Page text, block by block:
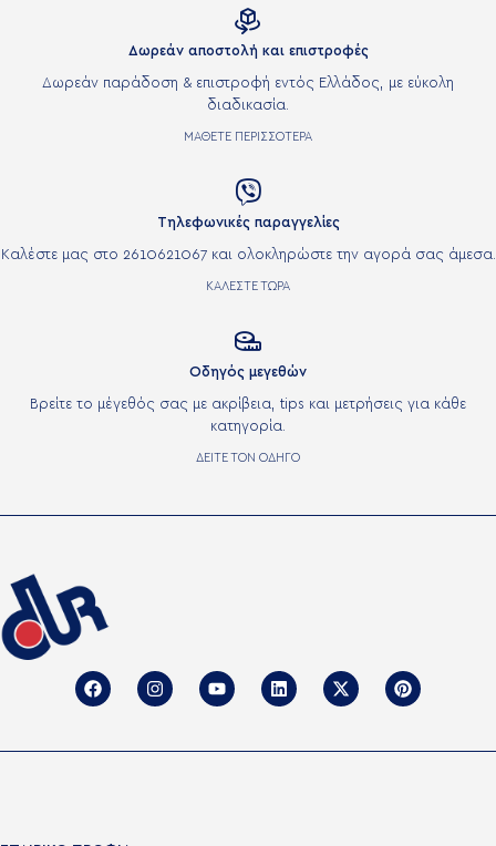

Δωρεάν αποστολή και επιστροφές
Δωρεάν παράδοση & επιστροφή εντός Ελλάδος, με εύκολη
διαδικασία.
ΜΑΘΕΤΕ ΠΕΡΙΣΣΟΤΕΡΑ

Τηλεφωνικές παραγγελίες
Καλέστε μας στο 2610621067 και ολοκληρώστε την αγορά σας άμεσα.
ΚΑΛΕΣΤΕ ΤΩΡΑ

Οδηγός μεγεθών
Βρείτε το μέγεθός σας με ακρίβεια, tips και μετρήσεις για κάθε
κατηγορία.
ΔΕΙΤΕ ΤΟΝ ΟΔΗΓΟ